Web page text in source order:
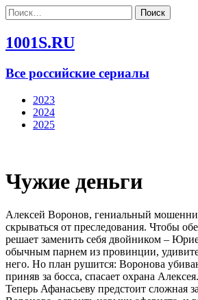
Найти:
1001S.RU
Все российские сериалы
2023
2024
2025
Чужие деньги
Алексей Воронов, гениальный
скрываться от преследования. Чтобы
решает заменить себя двойником –
обычным парнем из провинции,
него. Но план рушится: Воронова
приняв за босса, спасает охрана Алексея.
Теперь Афанасьеву предстоит сложная